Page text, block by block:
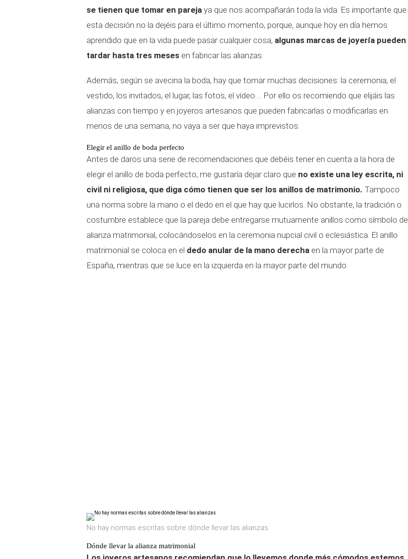
se tienen que tomar en pareja ya que nos acompañarán toda la vida. Es importante que
esta decisión no la dejéis para el último momento, porque, aunque hoy en día hemos
aprendido que en la vida puede pasar cualquier cosa, algunas marcas de joyería pueden
tardar hasta tres meses en fabricar las alianzas.
Además, según se avecina la boda, hay que tomar muchas decisiones: la ceremonia, el
vestido, los invitados, el lugar, las fotos, el vídeo…. Por ello os recomiendo que elijáis las
alianzas con tiempo y en joyeros artesanos que pueden fabricarlas o modificarlas en
menos de una semana, no vaya a ser que haya imprevistos.
Elegir el anillo de boda perfecto
Antes de daros una serie de recomendaciones que debéis tener en cuenta a la hora de
elegir el anillo de boda perfecto, me gustaría dejar claro que no existe una ley escrita, ni
civil ni religiosa, que diga cómo tienen que ser los anillos de matrimonio. Tampoco
una norma sobre la mano o el dedo en el que hay que lucirlos. No obstante, la tradición o
costumbre establece que la pareja debe entregarse mutuamente anillos como símbolo de
alianza matrimonial, colocándoselos en la ceremonia nupcial civil o eclesiástica. El anillo
matrimonial se coloca en el dedo anular de la mano derecha en la mayor parte de
España, mientras que se luce en la izquierda en la mayor parte del mundo.
No hay normas escritas sobre dónde llevar las alianzas
Dónde llevar la alianza matrimonial